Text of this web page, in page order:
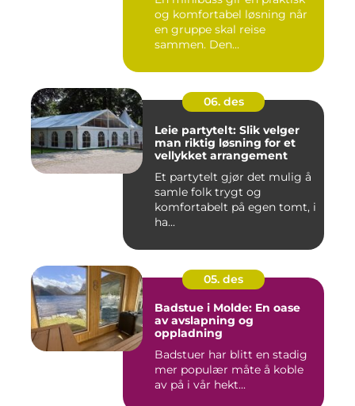
og komfortabel løsning når
en gruppe skal reise
sammen. Den...
06. des
Leie partytelt: Slik velger
man riktig løsning for et
vellykket arrangement
Et partytelt gjør det mulig å
samle folk trygt og
komfortabelt på egen tomt, i
ha...
05. des
Badstue i Molde: En oase
av avslapning og
oppladning
Badstuer har blitt en stadig
mer populær måte å koble
av på i vår hekt...